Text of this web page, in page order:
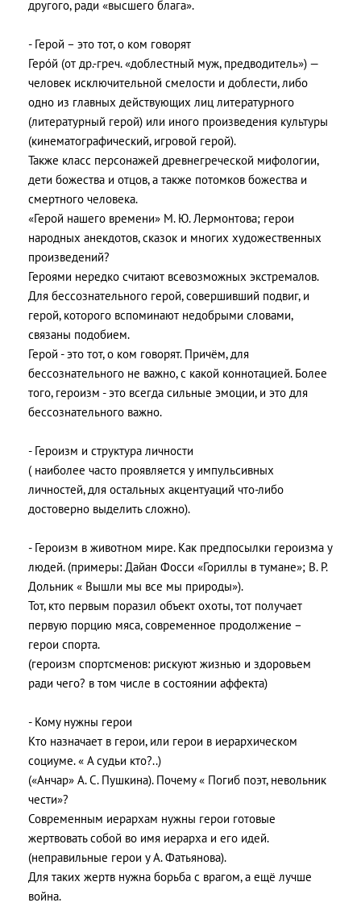
другого, ради «высшего блага».
- Герой – это тот, о ком говорят
Геро́й (от др.-греч. «доблестный муж, предводитель») —
человек исключительной смелости и доблести, либо
одно из главных действующих лиц литературного
(литературный герой) или иного произведения культуры
(кинематографический, игровой герой).
Также класс персонажей древнегреческой мифологии,
дети божества и отцов, а также потомков божества и
смертного человека.
«Герой нашего времени» М. Ю. Лермонтова; герои
народных анекдотов, сказок и многих художественных
произведений?
Героями нередко считают всевозможных экстремалов.
Для бессознательного герой, совершивший подвиг, и
герой, которого вспоминают недобрыми словами,
связаны подобием.
Герой - это тот, о ком говорят. Причём, для
бессознательного не важно, с какой коннотацией. Более
того, героизм - это всегда сильные эмоции, и это для
бессознательного важно.
- Героизм и структура личности
( наиболее часто проявляется у импульсивных
личностей, для остальных акцентуаций что-либо
достоверно выделить сложно).
- Героизм в животном мире. Как предпосылки героизма у
людей. (примеры: Дайан Фосси «Гориллы в тумане»; В. Р.
Дольник « Вышли мы все мы природы»).
Тот, кто первым поразил объект охоты, тот получает
первую порцию мяса, современное продолжение –
герои спорта.
(героизм спортсменов: рискуют жизнью и здоровьем
ради чего? в том числе в состоянии аффекта)
- Кому нужны герои
Кто назначает в герои, или герои в иерархическом
социуме. « А судьи кто?..)
(«Анчар» А. С. Пушкина). Почему « Погиб поэт, невольник
чести»?
Современным иерархам нужны герои готовые
жертвовать собой во имя иерарха и его идей.
(неправильные герои у А. Фатьянова).
Для таких жертв нужна борьба с врагом, а ещё лучше
война.